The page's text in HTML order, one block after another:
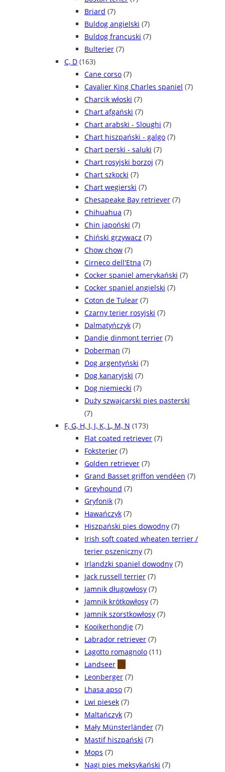
Briard (7)
Buldog angielski (7)
Buldog francuski (7)
Bulterier (7)
C, D (163)
Cane corso (7)
Cavalier King Charles spaniel (7)
Charcik włoski (7)
Chart afgański (7)
Chart arabski - Sloughi (7)
Chart hiszpański - galgo (7)
Chart perski - saluki (7)
Chart rosyjski borzoj (7)
Chart szkocki (7)
Chart węgierski (7)
Chesapeake Bay retriever (7)
Chihuahua (7)
Chin japoński (7)
Chiński grzywacz (7)
Chow chow (7)
Cirneco dell'Etna (7)
Cocker spaniel amerykański (7)
Cocker spaniel angielski (7)
Coton de Tulear (7)
Czarny terier rosyjski (7)
Dalmatyńczyk (7)
Dandie dinmont terrier (7)
Doberman (7)
Dog argentyński (7)
Dog kanaryjski (7)
Dog niemiecki (7)
Duży szwajcarski pies pasterski
(7)
F, G, H, I, J, K, L, M, N (173)
Flat coated retriever (7)
Foksterier (7)
Golden retriever (7)
Grand Basset griffon vendéen (7)
Greyhound (7)
Gryfonik (7)
Hawańczyk (7)
Hiszpański pies dowodny (7)
Irish soft coated wheaten terrier /
terier pszeniczny (7)
Irlandzki spaniel dowodny (7)
Jack russell terrier (7)
Jamnik długowłosy (7)
Jamnik krótkowłosy (7)
Jamnik szorstkowłosy (7)
Kooikerhondje (7)
Labrador retriever (7)
Lagotto romagnolo (11)
Landseer (7)
Leonberger (7)
Lhasa apso (7)
Lwi piesek (7)
Maltańczyk (7)
Mały Münsterländer (7)
Mastif hiszpański (7)
Mops (7)
Nagi pies meksykański (7)